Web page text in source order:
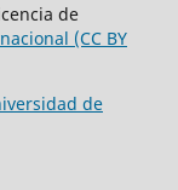
de
(CC BY
de